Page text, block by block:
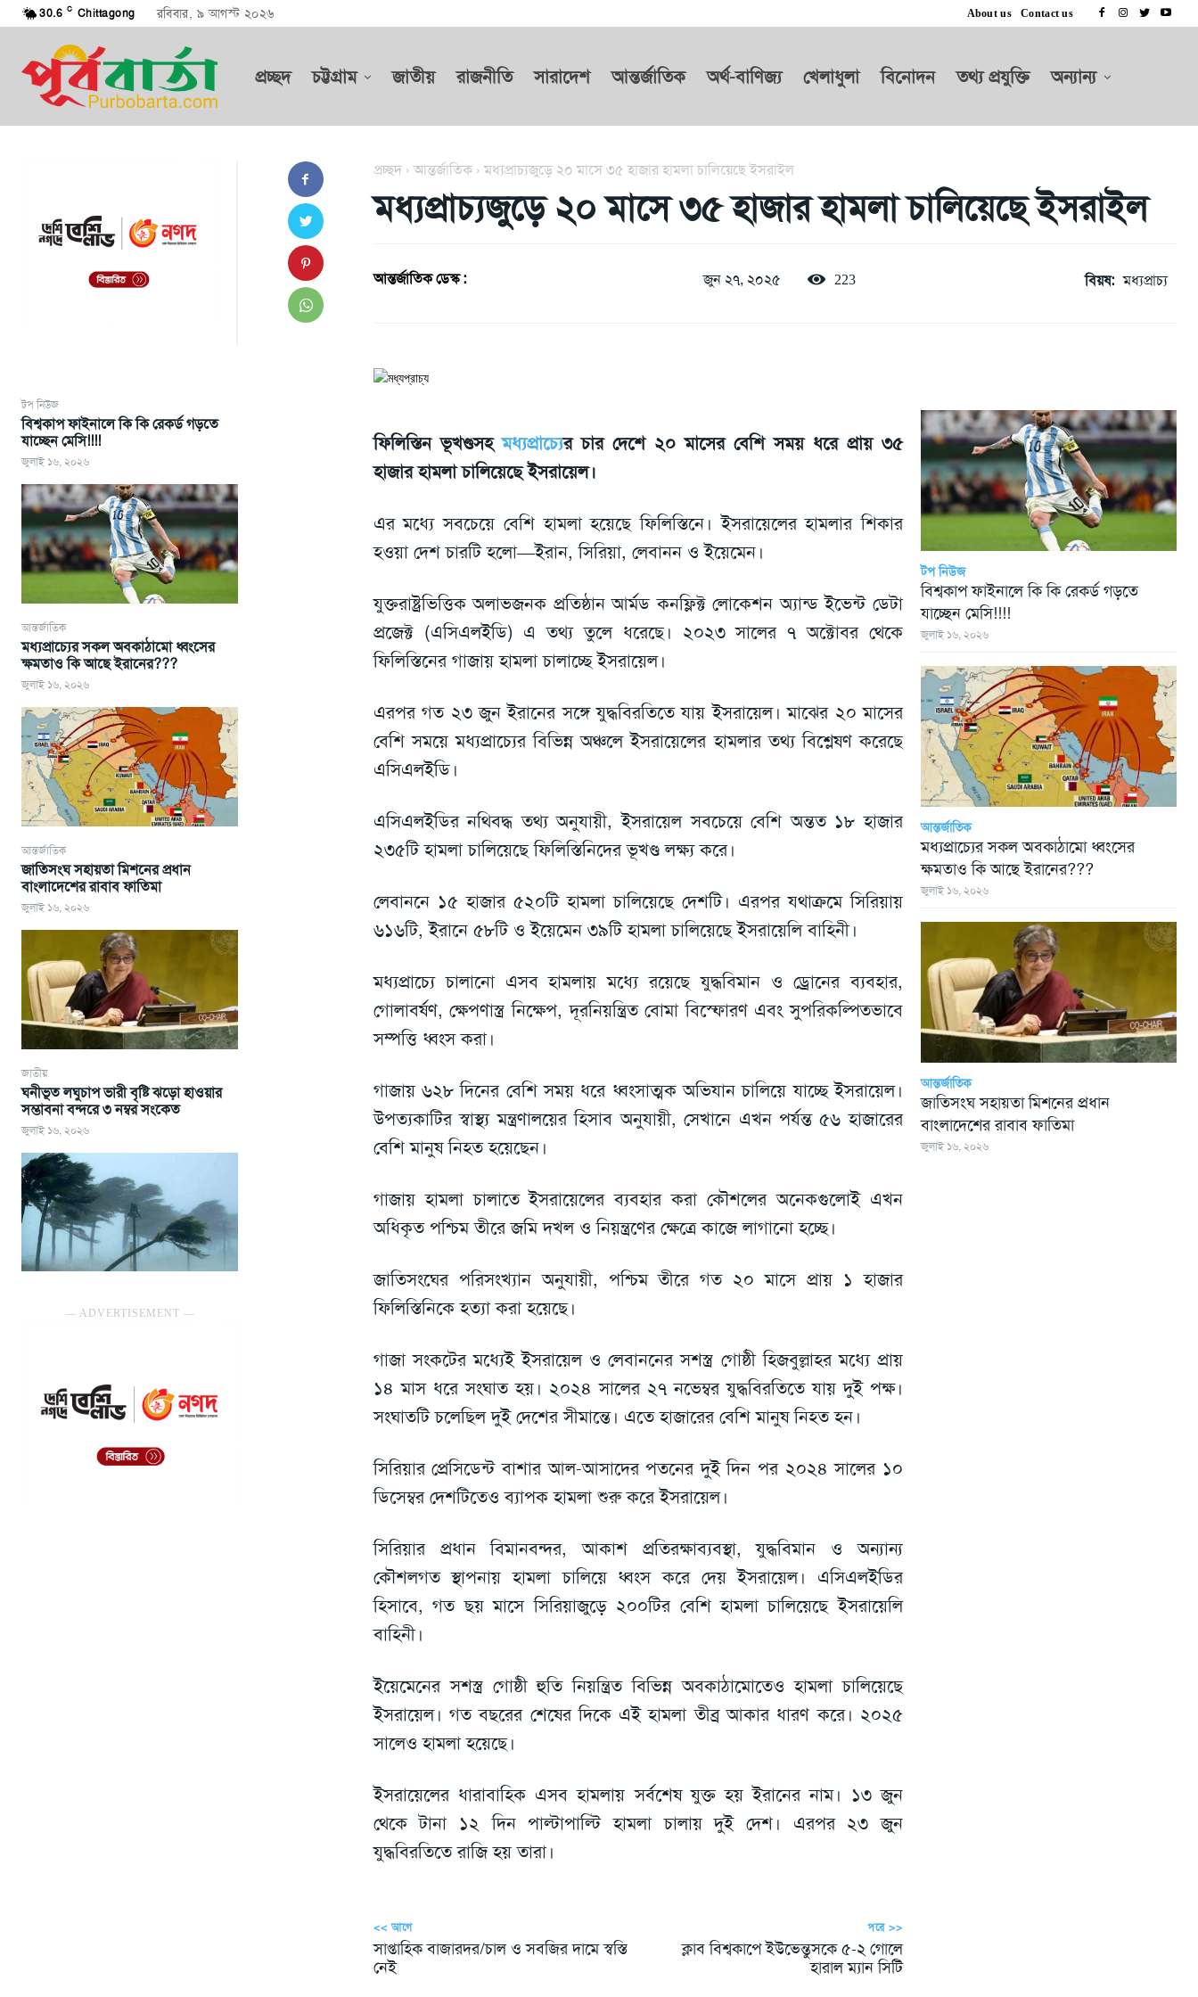
30.6 C Chittagong রবিবার, ৯ আগস্ট ২০২৬ About us Contact us
প্রচ্ছদ চট্টগ্রাম জাতীয় রাজনীতি সারাদেশ আন্তর্জাতিক অর্থ-বাণিজ্য খেলাধুলা বিনোদন তথ্য প্রযুক্তি অন্যান্য
টপ নিউজ
বিশ্বকাপ ফাইনালে কি কি রেকর্ড গড়তে
যাচ্ছেন মেসি!!!!
জুলাই ১৬, ২০২৬
আন্তর্জাতিক
মধ্যপ্রাচ্যের সকল অবকাঠামো ধ্বংসের
ক্ষমতাও কি আছে ইরানের???
জুলাই ১৬, ২০২৬
আন্তর্জাতিক
জাতিসংঘ সহায়তা মিশনের প্রধান
বাংলাদেশের রাবাব ফাতিমা
জুলাই ১৬, ২০২৬
জাতীয়
ঘনীভূত লঘুচাপ ভারী বৃষ্টি ঝড়ো হাওয়ার
সম্ভাবনা বন্দরে ৩ নম্বর সংকেত
জুলাই ১৬, ২০২৬
― ADVERTISEMENT ―
প্রচ্ছদ আন্তর্জাতিক মধ্যপ্রাচ্যজুড়ে ২০ মাসে ৩৫ হাজার হামলা চালিয়েছে ইসরাইল
মধ্যপ্রাচ্যজুড়ে ২০ মাসে ৩৫ হাজার হামলা চালিয়েছে ইসরাইল
আন্তর্জাতিক ডেস্ক : জুন ২৭, ২০২৫ 223 বিয়ষ: মধ্যপ্রাচ্য
ফিলিস্তিন ভূখণ্ডসহমধ্যপ্রাচ্যের চার দেশে ২০ মাসের বেশি সময় ধরে প্রায় ৩৫
হাজার হামলা চালিয়েছে ইসরায়েল।
এর মধ্যে সবচেয়ে বেশি হামলা হয়েছে ফিলিস্তিনে। ইসরায়েলের হামলার শিকার
হওয়া দেশ চারটি হলো—ইরান, সিরিয়া, লেবানন ও ইয়েমেন।
যুক্তরাষ্ট্রভিত্তিক অলাভজনক প্রতিষ্ঠান আর্মড কনফ্লিক্ট লোকেশন অ্যান্ড ইভেন্ট ডেটা
প্রজেক্ট (এসিএলইডি) এ তথ্য তুলে ধরেছে। ২০২৩ সালের ৭ অক্টোবর থেকে
ফিলিস্তিনের গাজায় হামলা চালাচ্ছে ইসরায়েল।
এরপর গত ২৩ জুন ইরানের সঙ্গে যুদ্ধবিরতিতে যায় ইসরায়েল। মাঝের ২০ মাসের
বেশি সময়ে মধ্যপ্রাচ্যের বিভিন্ন অঞ্চলে ইসরায়েলের হামলার তথ্য বিশ্লেষণ করেছে
এসিএলইডি।
এসিএলইডির নথিবদ্ধ তথ্য অনুযায়ী, ইসরায়েল সবচেয়ে বেশি অন্তত ১৮ হাজার
২৩৫টি হামলা চালিয়েছে ফিলিস্তিনিদের ভূখণ্ড লক্ষ্য করে।
লেবাননে ১৫ হাজার ৫২০টি হামলা চালিয়েছে দেশটি। এরপর যথাক্রমে সিরিয়ায়
৬১৬টি, ইরানে ৫৮টি ও ইয়েমেন ৩৯টি হামলা চালিয়েছে ইসরায়েলি বাহিনী।
মধ্যপ্রাচ্যে চালানো এসব হামলায় মধ্যে রয়েছে যুদ্ধবিমান ও ড্রোনের ব্যবহার,
গোলাবর্ষণ, ক্ষেপণাস্ত্র নিক্ষেপ, দূরনিয়ন্ত্রিত বোমা বিস্ফোরণ এবং সুপরিকল্পিতভাবে
সম্পত্তি ধ্বংস করা।
গাজায় ৬২৮ দিনের বেশি সময় ধরে ধ্বংসাত্মক অভিযান চালিয়ে যাচ্ছে ইসরায়েল।
উপত্যকাটির স্বাস্থ্য মন্ত্রণালয়ের হিসাব অনুযায়ী, সেখানে এখন পর্যন্ত ৫৬ হাজারের
বেশি মানুষ নিহত হয়েছেন।
গাজায় হামলা চালাতে ইসরায়েলের ব্যবহার করা কৌশলের অনেকগুলোই এখন
অধিকৃত পশ্চিম তীরে জমি দখল ও নিয়ন্ত্রণের ক্ষেত্রে কাজে লাগানো হচ্ছে।
জাতিসংঘের পরিসংখ্যান অনুযায়ী, পশ্চিম তীরে গত ২০ মাসে প্রায় ১ হাজার
ফিলিস্তিনিকে হত্যা করা হয়েছে।
গাজা সংকটের মধ্যেই ইসরায়েল ও লেবাননের সশস্ত্র গোষ্ঠী হিজবুল্লাহর মধ্যে প্রায়
১৪ মাস ধরে সংঘাত হয়। ২০২৪ সালের ২৭ নভেম্বর যুদ্ধবিরতিতে যায় দুই পক্ষ।
সংঘাতটি চলেছিল দুই দেশের সীমান্তে। এতে হাজারের বেশি মানুষ নিহত হন।
সিরিয়ার প্রেসিডেন্ট বাশার আল-আসাদের পতনের দুই দিন পর ২০২৪ সালের ১০
ডিসেম্বর দেশটিতেও ব্যাপক হামলা শুরু করে ইসরায়েল।
সিরিয়ার প্রধান বিমানবন্দর, আকাশ প্রতিরক্ষাব্যবস্থা, যুদ্ধবিমান ও অন্যান্য
কৌশলগত স্থাপনায় হামলা চালিয়ে ধ্বংস করে দেয় ইসরায়েল। এসিএলইডির
হিসাবে, গত ছয় মাসে সিরিয়াজুড়ে ২০০টির বেশি হামলা চালিয়েছে ইসরায়েলি
বাহিনী।
ইয়েমেনের সশস্ত্র গোষ্ঠী হুতি নিয়ন্ত্রিত বিভিন্ন অবকাঠামোতেও হামলা চালিয়েছে
ইসরায়েল। গত বছরের শেষের দিকে এই হামলা তীব্র আকার ধারণ করে। ২০২৫
সালেও হামলা হয়েছে।
ইসরায়েলের ধারাবাহিক এসব হামলায় সর্বশেষ যুক্ত হয় ইরানের নাম। ১৩ জুন
থেকে টানা ১২ দিন পাল্টাপাল্টি হামলা চালায় দুই দেশ। এরপর ২৩ জুন
যুদ্ধবিরতিতে রাজি হয় তারা।
<< আগে
সাপ্তাহিক বাজারদর/চাল ও সবজির দামে স্বস্তি
নেই
পরে >>
ক্লাব বিশ্বকাপে ইউভেন্তুসকে ৫-২ গোলে
হারাল ম্যান সিটি
টপ নিউজ
বিশ্বকাপ ফাইনালে কি কি রেকর্ড গড়তে
যাচ্ছেন মেসি!!!!
জুলাই ১৬, ২০২৬
আন্তর্জাতিক
মধ্যপ্রাচ্যের সকল অবকাঠামো ধ্বংসের
ক্ষমতাও কি আছে ইরানের???
জুলাই ১৬, ২০২৬
আন্তর্জাতিক
জাতিসংঘ সহায়তা মিশনের প্রধান
বাংলাদেশের রাবাব ফাতিমা
জুলাই ১৬, ২০২৬